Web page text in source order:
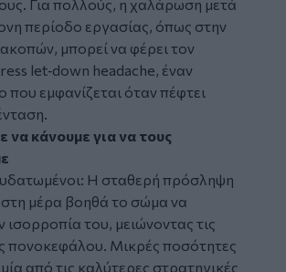
Για πολλούς, η χαλάρωση μετά
περίοδο εργασίας, όπως στην
μπορεί να φέρει τον
let‑down headache, έναν
εμφανίζεται όταν πέφτει
να κάνουμε για να τους
Η σταθερή πρόσληψη
μέρα βοηθά το σώμα να
ισορροπία του, μειώνοντας τις
πονοκεφάλου. Μικρές ποσότητες
από τις καλύτερες στρατηγικές